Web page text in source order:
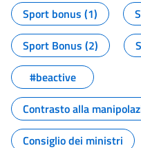
Sport bonus (1)
Sport Bonus (2)
#beactive
Contrasto alla
Consiglio dei ministri